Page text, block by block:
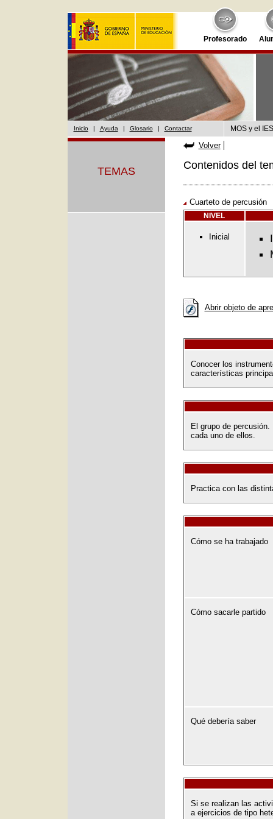
Profesorado
Inicio | Ayuda | Glosario | Contactar MOS y el
TEMAS
Volver
Contenidos del
Cuarteto de percusión
NIVEL
Inicial
Abrir objeto de
Conocer los
características
El grupo de
cada uno de ellos.
Practica con las
Cómo se ha trabajado
Cómo sacarle partido
Qué debería saber
Si se realizan las
a ejercicios de tipo